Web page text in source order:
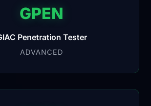
GPEN
Penetration Tester
ADVANCED